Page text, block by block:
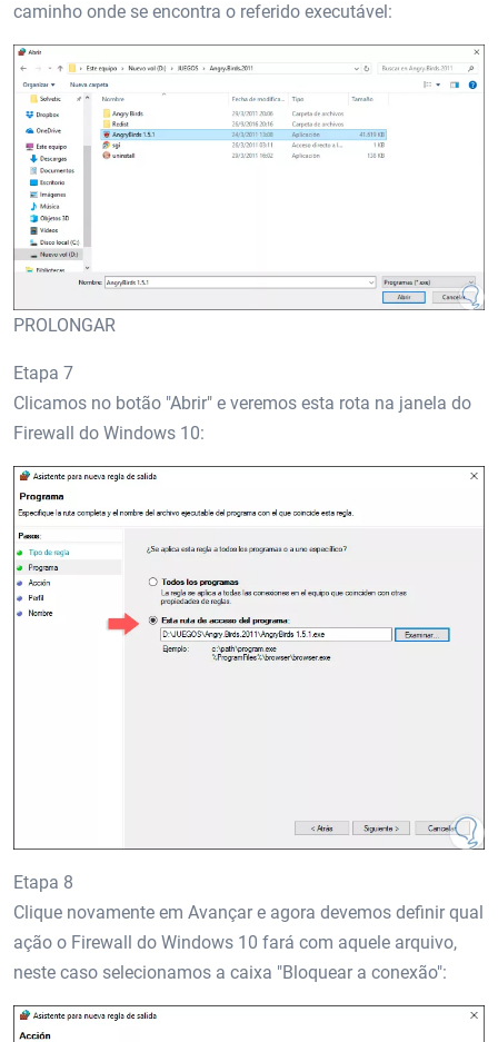
caminho onde se encontra o referido executável:
PROLONGAR
Etapa 7
Clicamos no botão "Abrir" e veremos esta rota na janela do
Firewall do Windows 10:
Etapa 8
Clique novamente em Avançar e agora devemos definir qual
ação o Firewall do Windows 10 fará com aquele arquivo,
neste caso selecionamos a caixa "Bloquear a conexão":